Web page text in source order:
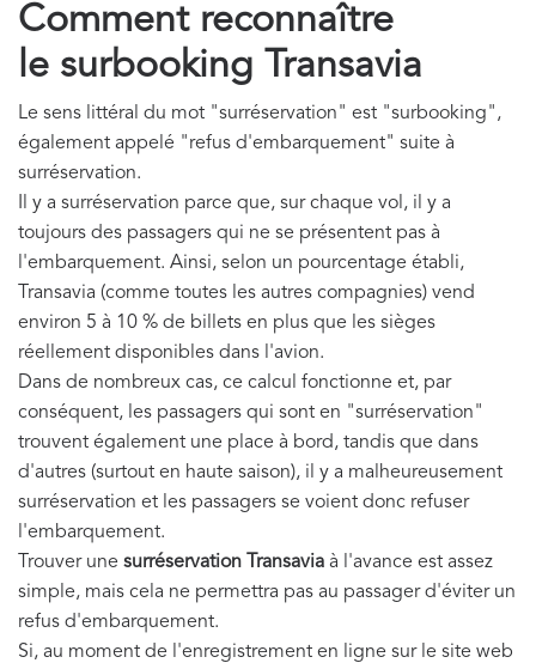
Comment reconnaître
le surbooking Transavia
Le sens littéral du mot "surréservation" est "surbooking",
également appelé "refus d'embarquement" suite à
surréservation.
Il y a surréservation parce que, sur chaque vol, il y a
toujours des passagers qui ne se présentent pas à
l'embarquement. Ainsi, selon un pourcentage établi,
Transavia (comme toutes les autres compagnies) vend
environ 5 à 10 % de billets en plus que les sièges
réellement disponibles dans l'avion.
Dans de nombreux cas, ce calcul fonctionne et, par
conséquent, les passagers qui sont en "surréservation"
trouvent également une place à bord, tandis que dans
d'autres (surtout en haute saison), il y a malheureusement
surréservation et les passagers se voient donc refuser
l'embarquement.
Trouver une surréservation Transavia à l'avance est assez
simple, mais cela ne permettra pas au passager d'éviter un
refus d'embarquement.
Si, au moment de l'enregistrement en ligne sur le site web